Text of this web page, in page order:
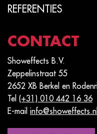
REFERENTIES
CONTACT
Showeffects B.V.
Zeppelinstraat 55
2652 XB Berkel en
Tel (+31) 010 442 16 36
E-mail info@showeffects.nl